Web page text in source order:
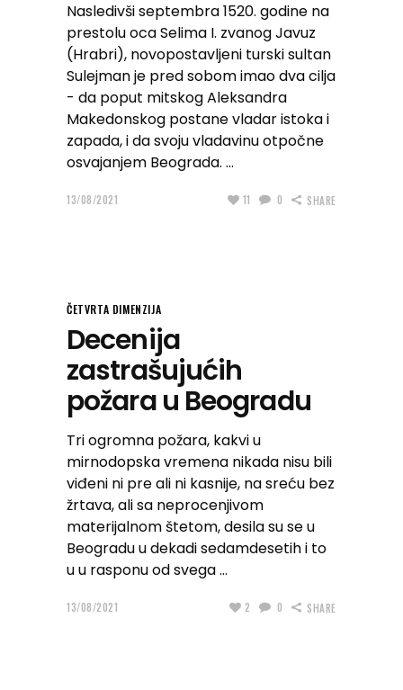
Nasledivši septembra 1520. godine na
prestolu oca Selima I. zvanog Javuz
(Hrabri), novopostavljeni turski sultan
Sulejman je pred sobom imao dva cilja
- da poput mitskog Aleksandra
Makedonskog postane vladar istoka i
zapada, i da svoju vladavinu otpočne
osvajanjem Beograda.
13/08/2021 11 0 SHARE
ČETVRTA DIMENZIJA
Decenija
zastrašujućih
požara u Beogradu
Tri ogromna požara, kakvi u
mirnodopska vremena nikada nisu bili
viđeni ni pre ali ni kasnije, na sreću bez
žrtava, ali sa neprocenjivom
materijalnom štetom, desila su se u
Beogradu u dekadi sedamdesetih i to
u u rasponu od svega
13/08/2021 2 0 SHARE